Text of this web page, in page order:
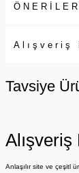
Alışveriş
Tavsiye
Anlaşılır site ve çeşitl